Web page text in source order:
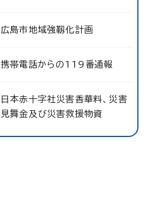
広島市地域強靱化計画
携帯電話からの119番通報
日本赤十字社災害香華料、災害
見舞金及び災害救援物資